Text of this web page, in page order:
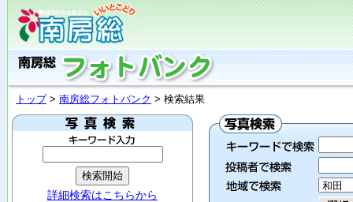
トップ> 南房総フォトバンク > 検索結果
詳細検索はこちらから